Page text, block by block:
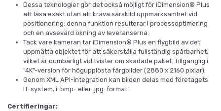
Dessa teknologier gör det också möjligt för iDimension® Plus
att läsa exakt utan att kräva särskild uppmärksamhet vid
positionering: denna funktion resulterar i processoptimering
och en avsevärd ökning av leveranserna.
Tack vare kameran tar iDimension® Plus en flygbild av det
uppmätta objektet för att säkerställa fullständig spårbarhet,
vilket är oumbärligt vid tvister om skadade paket. Tillgänglig i
"4K"-version för högupplösta färgbilder (2880 x 2160 pixlar).
Genom XML API-integration kan bilden delas med företagets
IT-system, i .bmp- eller .jpg-format.
Certifieringar: